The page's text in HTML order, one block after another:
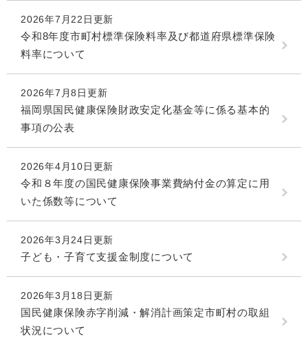
2026年7月22日更新
令和8年度市町村標準保険料率及び都道府県標準保険
料率について
2026年7月8日更新
福岡県国民健康保険財政安定化基金等に係る基本的
事項の公表
2026年4月10日更新
令和８年度の国民健康保険事業費納付金の算定に用
いた係数等について
2026年3月24日更新
子ども・子育て支援金制度について
2026年3月18日更新
国民健康保険赤字削減・解消計画策定市町村の取組
状況について